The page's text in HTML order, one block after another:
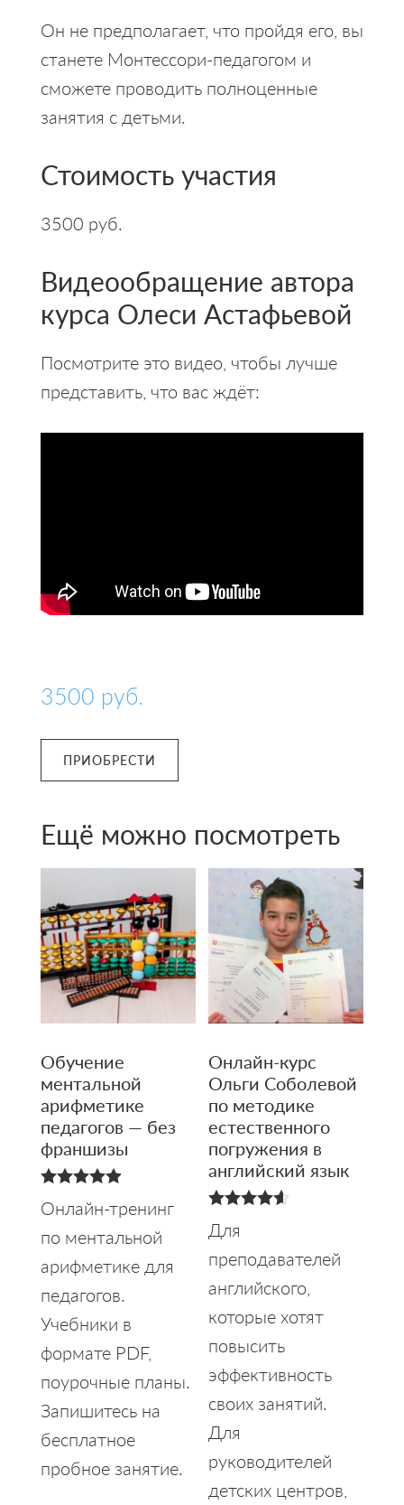
Он не предполагает, что пройдя его, вы
станете Монтессори-педагогом и
сможете проводить полноценные
занятия с детьми.
Стоимость участия
3500 руб.
Видеообращение автора
курса Олеси Астафьевой
Посмотрите это видео, чтобы лучше
представить, что вас ждёт:
3500 руб.
ПРИОБРЕСТИ
Ещё можно посмотреть
Обучение
ментальной
арифметике
педагогов — без
франшизы
4.94
из 5
Онлайн-тренинг
по ментальной
арифметике для
педагогов.
Учебники в
формате PDF,
поурочные планы.
Запишитесь на
бесплатное
пробное занятие.
Онлайн-курс
Ольги Соболевой
по методике
естественного
погружения в
английский язык
4.60
из 5
Для
преподавателей
английского,
которые хотят
повысить
эффективность
своих занятий.
Для
руководителей
детских центров,